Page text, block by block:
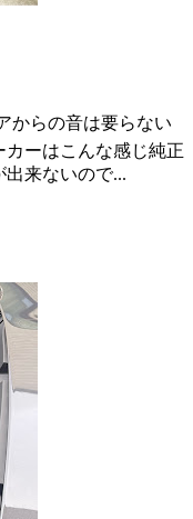
からの音は要らない
ーはこんな感じ純正
来ないので...